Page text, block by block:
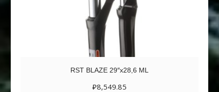
RST BLAZE 29″х28,6 ML
₽8,549.85